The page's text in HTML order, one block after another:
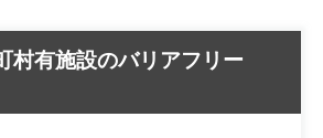
村有施設のバリアフリー